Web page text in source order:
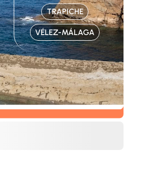
TRAPICHE
VÉLEZ-MÁLAGA